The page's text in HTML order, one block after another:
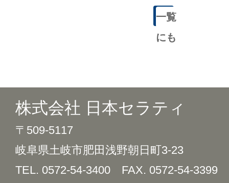
記事
一覧
にも
株式会社 日本セラティ
〒509-5117
岐阜県土岐市肥田浅野朝日町3-23
TEL. 0572-54-3400 FAX. 0572-54-3399